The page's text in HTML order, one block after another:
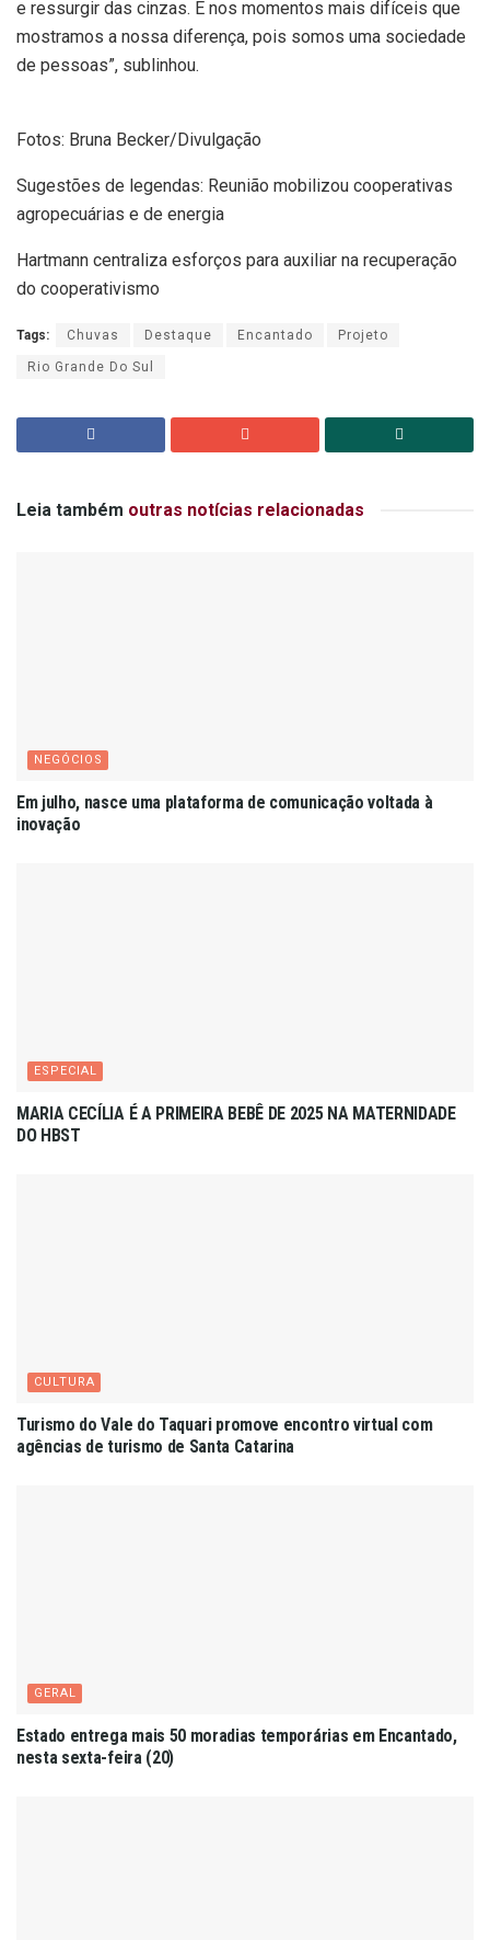
e ressurgir das cinzas. É nos momentos mais difíceis que
mostramos a nossa diferença, pois somos uma sociedade
de pessoas”, sublinhou.
Fotos: Bruna Becker/Divulgação
Sugestões de legendas: Reunião mobilizou cooperativas
agropecuárias e de energia
Hartmann centraliza esforços para auxiliar na recuperação
do cooperativismo
Tags: Chuvas Destaque Encantado Projeto
Rio Grande Do Sul
Leia também outras notícias relacionadas
NEGÓCIOS
Em julho, nasce uma plataforma de comunicação voltada à
inovação
ESPECIAL
MARIA CECÍLIA É A PRIMEIRA BEBÊ DE 2025 NA MATERNIDADE
DO HBST
CULTURA
Turismo do Vale do Taquari promove encontro virtual com
agências de turismo de Santa Catarina
GERAL
Estado entrega mais 50 moradias temporárias em Encantado,
nesta sexta-feira (20)